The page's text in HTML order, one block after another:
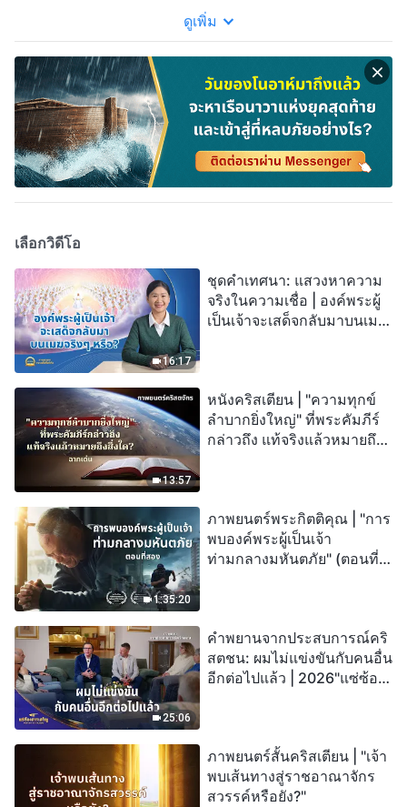
ดูเพิ่ม
เลือกวิดีโอ
16:17
ชุดคำเทศนา: แสวงหาความ
จริงในความเชื่อ | องค์พระผู้
เป็นเจ้าจะเสด็จกลับมาบนเมฆ
13:57
หนังคริสเตียน | "ความทุกข์
ลำบากยิ่งใหญ่" ที่พระคัมภีร์
กล่าวถึง แท้จริงแล้วหมายถึง
1:35:20
ภาพยนตร์พระกิตติคุณ | "การ
พบองค์พระผู้เป็นเจ้า
ท่ามกลางมหันตภัย" (ตอนที่
25:06
คำพยานจากประสบการณ์คริ
สตชน: ผมไม่แข่งขันกับคนอื่น
อีกต่อไปแล้ว | 2026"แซ่ซ้อง
ภาพยนตร์สั้นคริสเตียน | "เจ้า
พบเส้นทางสู่ราชอาณาจักร
สวรรค์หรือยัง?"